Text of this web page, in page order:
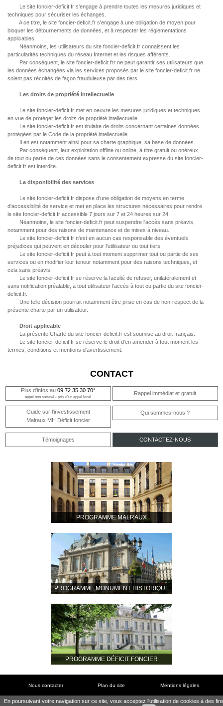
Le site foncier-deficit.fr s'engage à prendre toutes les mesures juridiques et
techniques pour sécuriser les échanges.
A ce titre, le site foncier-deficit.fr s'engage à une obligation de moyen pour
bloquer les détournements de données, et à respecter les réglementations
applicables.
Néanmoins, les utilisateurs du site foncier-deficit.fr connaissent les
particularités techniques du réseau Internet et les risques afférents.
Par conséquent, le site foncier-deficit.frr ne peut garantir ses utilisateurs que
les données échangées via les services proposés par le site foncier-deficit.fr ne
soient pas récoltés de façon frauduleuse par des tiers.
Les droits de propriété intellectuelle
Le site foncier-deficit.fr met en oeuvre les mesures juridiques et techniques
en vue de protéger les droits de propriété intellectuelle.
Le site foncier-deficit.fr est titulaire de droits concernant certaines données
protégées par le Code de la propriété intellectuelle.
Il en est notamment ainsi pour sa charte graphique, sa base de données.
Par conséquent, leur exploitation offline ou online, à titre gratuit ou onéreux,
de tout ou partie de ces données sans le consentement expresse du site foncier-
deficit.fr est interdite.
La disponibilité des services
Le site foncier-deficit.fr dispose d'une obligation de moyens en terme
d'accessibilité de service et met en place les structures nécessaires pour rendre
le site foncier-deficit.fr accessible 7 jours sur 7 et 24 heures sur 24.
Néanmoins, le site foncier-deficit.fr peut suspendre l'accès sans préavis,
notamment pour des raisons de maintenance et de mises à niveau.
Le site foncier-deficit.fr n'est en aucun cas responsable des éventuels
préjudices qui peuvent en découler pour l'utilisateur ou tout tiers.
Le site foncier-deficit.fr peut à tout moment supprimer tout ou partie de ses
services ou en modifier leur teneur notamment pour des raisons techniques, et
cela sans préavis.
Le site foncier-deficit.fr se réserve la faculté de refuser, unilatéralement et
sans notification préalable, à tout utilisateur l'accès à tout ou partie du site foncier-
deficit.fr.
Une telle décision pourrait notamment être prise en cas de non-respect de la
présente charte par un utilisateur.
Droit applicable
La présente Charte du site foncier-deficit.fr est soumise au droit français.
Le site foncier-deficit.fr se réserve le droit d'en amender à tout moment les
termes, conditions et mentions d'avertissement.
CONTACT
Plus d'infos au 09 72 35 30 70*
appel non surtaxé - prix d'un appel local
Rappel immédiat et gratuit
Guide sur l'investissement
Malraux MH Déficit foncier
Qui sommes-nous ?
Témoignages CONTACTEZ-NOUS
PROGRAMME MALRAUX
PROGRAMME MONUMENT HISTORIQUE
PROGRAMME DÉFICIT FONCIER
Nous contacter Plan du site Mentions légales
En poursuivant votre navigation sur ce site, vous acceptez l'utilisation de cookies à des